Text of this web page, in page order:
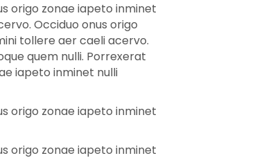
origo zonae iapeto inminet
Occiduo onus origo
tollere aer caeli acervo.
quem nulli. Porrexerat
iapeto inminet nulli
origo zonae iapeto inminet
origo zonae iapeto inminet